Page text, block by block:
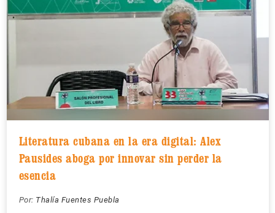
Literatura cubana en la era digital: Alex
Pausides aboga por innovar sin perder la
esencia
Por: Thalía Fuentes Puebla